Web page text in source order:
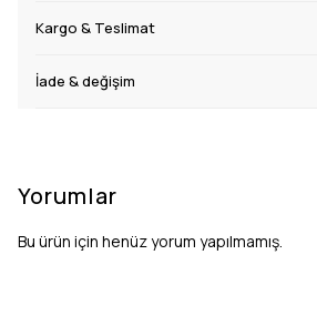
Kargo & Teslimat
İade & değişim
Yorumlar
Bu ürün için henüz yorum yapılmamış.